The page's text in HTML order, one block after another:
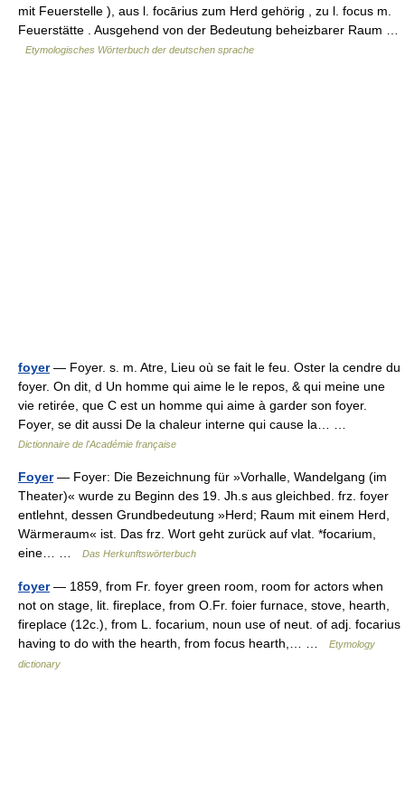
mit Feuerstelle ), aus l. focārius zum Herd gehörig , zu l. focus m.
Feuerstätte . Ausgehend von der Bedeutung beheizbarer Raum …
Etymologisches Wörterbuch der deutschen sprache
foyer— Foyer. s. m. Atre, Lieu où se fait le feu. Oster la cendre du
foyer. On dit, d Un homme qui aime le le repos, & qui meine une
vie retirée, que C est un homme qui aime à garder son foyer.
Foyer, se dit aussi De la chaleur interne qui cause la… …
Dictionnaire de l'Académie française
Foyer— Foyer: Die Bezeichnung für »Vorhalle, Wandelgang (im
Theater)« wurde zu Beginn des 19. Jh.s aus gleichbed. frz. foyer
entlehnt, dessen Grundbedeutung »Herd; Raum mit einem Herd,
Wärmeraum« ist. Das frz. Wort geht zurück auf vlat. *focarium,
eine… …
Das Herkunftswörterbuch
foyer— 1859, from Fr. foyer green room, room for actors when
not on stage, lit. fireplace, from O.Fr. foier furnace, stove, hearth,
fireplace (12c.), from L. focarium, noun use of neut. of adj. focarius
having to do with the hearth, from focus hearth,… …
Etymology
dictionary